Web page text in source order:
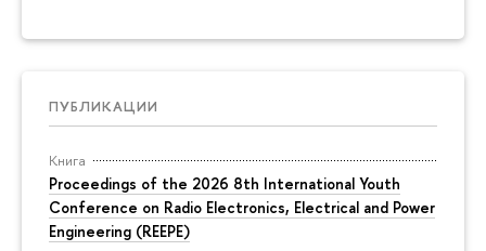
ПУБЛИКАЦИИ
Книга
Proceedings of the 2026 8th International Youth
Conference on Radio Electronics, Electrical and Power
Engineering (REEPE)